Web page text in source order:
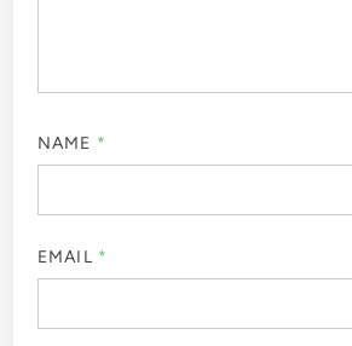
NAME *
EMAIL *